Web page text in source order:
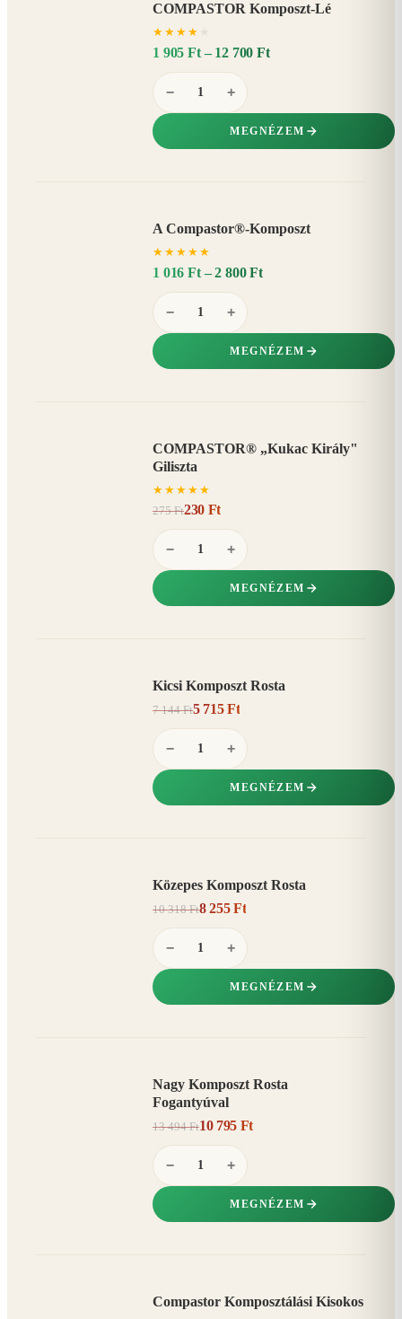
COMPASTOR Komposzt-Lé
★ ★ ★ ★
1 905 Ft – 12 700 Ft
− +
MEGNÉZEM
A Compastor®-Komposzt
★ ★ ★ ★ ★
1 016 Ft – 2 800 Ft
− +
MEGNÉZEM
COMPASTOR® „Kukac Király"
Giliszta
★ ★ ★ ★ ★
275 Ft230 Ft
− +
MEGNÉZEM
Kicsi Komposzt Rosta
7 144 Ft5 715 Ft
− +
MEGNÉZEM
Közepes Komposzt Rosta
10 318 Ft8 255 Ft
− +
MEGNÉZEM
Nagy Komposzt Rosta
Fogantyúval
13 494 Ft10 795 Ft
− +
MEGNÉZEM
Compastor Komposztálási Kisokos